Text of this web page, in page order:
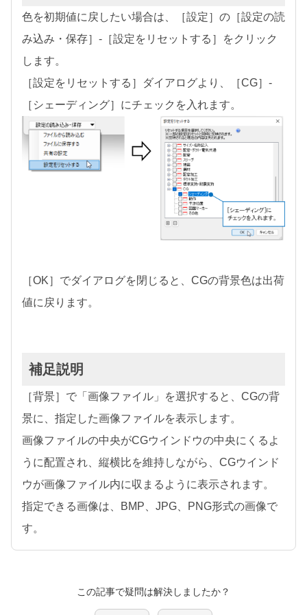
色を初期値に戻したい場合は、［設定］の［設定の読
み込み・保存］-［設定をリセットする］をクリック
します。
［設定をリセットする］ダイアログより、［CG］-
［シェーディング］にチェックを入れます。
［OK］でダイアログを閉じると、CGの背景色は出荷
値に戻ります。
補足説明
［背景］で「画像ファイル」を選択すると、CGの背
景に、指定した画像ファイルを表示します。
画像ファイルの中央がCGウインドウの中央にくるよ
うに配置され、縦横比を維持しながら、CGウインド
ウが画像ファイル内に収まるように表示されます。
指定できる画像は、BMP、JPG、PNG形式の画像で
す。
この記事で疑問は解決しましたか？